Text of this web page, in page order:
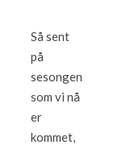
Så sent
på
sesongen
som vi nå
er
kommet,